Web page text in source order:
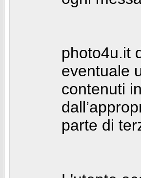
photo4u.it
eventuale
contenuti
parte di